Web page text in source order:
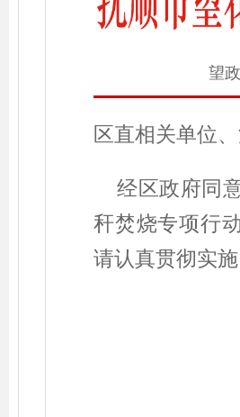
望
区直相关单位
经区政府同
秆焚烧专项行
请认真贯彻实施